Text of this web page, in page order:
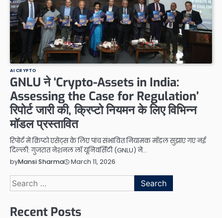
AI CRYPTO
GNLU ने ‘Crypto-Assets in India:
Assessing the Case for Regulation’
रिपोर्ट जारी की, क्रिप्टो नियमन के लिए विभिन्न
मॉडल प्रस्तावित
रिपोर्ट में क्रिप्टो एसेट्स के लिए पांच संभावित नियामक मॉडल सुझाए गए नई
दिल्ली: गुजरात नेशनल लॉ यूनिवर्सिटी (GNLU) ने…
byMansi Sharma March 11, 2026
Search
for:
Recent Posts